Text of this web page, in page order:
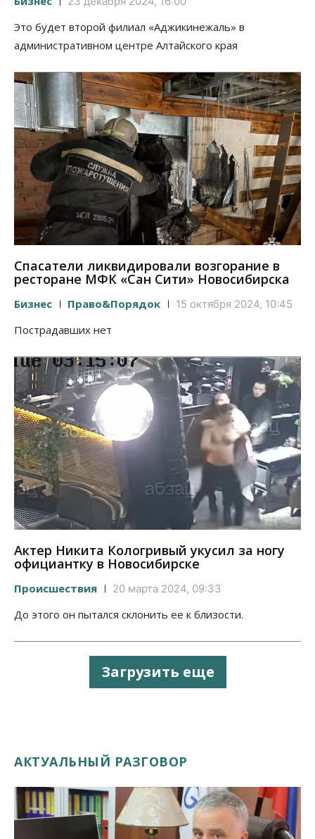
Это будет второй филиал «Аджикинежаль» в
административном центре Алтайского края
Спасатели ликвидировали возгорание в
ресторане МФК «Сан Сити» Новосибирска
Бизнес Право&Порядок 15 октября 2024, 10:45
Пострадавших нет
Актер Никита Кологривый укусил за ногу
официантку в Новосибирске
Происшествия 20 марта 2024, 09:33
До этого он пытался склонить ее к близости.
Загрузить еще
АКТУАЛЬНЫЙ РАЗГОВОР